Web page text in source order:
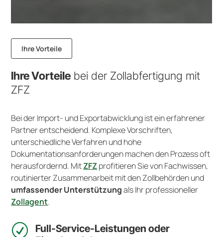
Ihre Vorteile
Ihre Vorteile bei der Zollabfertigung mit
ZFZ
Bei der Import- und Exportabwicklung ist ein erfahrener
Partner entscheidend. Komplexe Vorschriften,
unterschiedliche Verfahren und hohe
Dokumentationsanforderungen machen den Prozess oft
herausfordernd. MitZFZprofitieren Sie von Fachwissen,
routinierter Zusammenarbeit mit den Zollbehörden und
umfassender Unterstützungals Ihr professioneller
Zollagent.
R
Full-Service-Leistungen oder